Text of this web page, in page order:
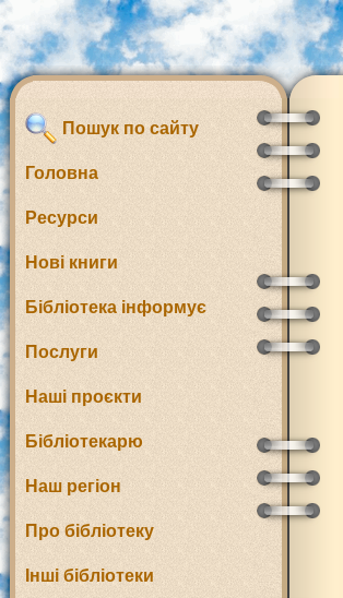
Пошук по сайту
Головна
Ресурси
Нові книги
Бібліотека інформує
Послуги
Наші проєкти
Бібліотекарю
Наш регіон
Про бібліотеку
Інші бібліотеки